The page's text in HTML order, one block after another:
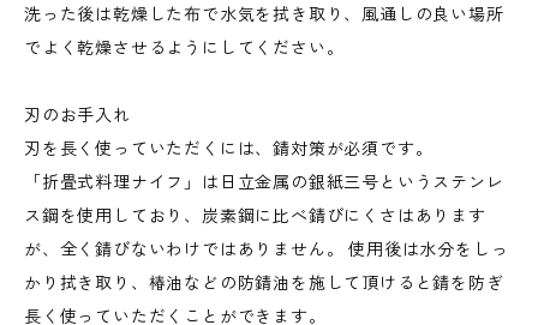
洗った後は乾燥した布で水気を拭き取り、風通しの良い場所
でよく乾燥させるようにしてください。
刃のお手入れ
刃を長く使っていただくには、錆対策が必須です。
「折畳式料理ナイフ」は日立金属の銀紙三号というステンレ
ス鋼を使用しており、炭素鋼に比べ錆びにくさはあります
が、全く錆びないわけではありません。 使用後は水分をしっ
かり拭き取り、椿油などの防錆油を施して頂けると錆を防ぎ
長く使っていただくことができます。